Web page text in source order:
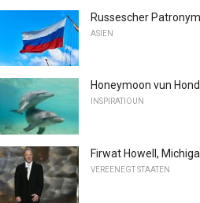
Russescher
ASIEN
Honeymoon vun
INSPIRATIOUN
Firwat Howell,
VEREENEGT STAATEN